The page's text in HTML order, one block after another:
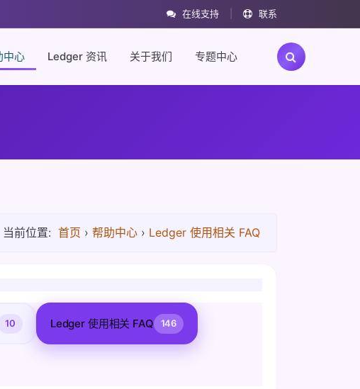
在线支持 联系
中心 Ledger 资讯 关于我们 专题中心
当前位置: 首页 › 帮助中心 › Ledger 使用相关 FAQ
10 Ledger 使用相关 FAQ 146